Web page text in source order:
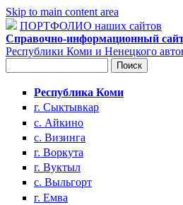
Skip to main content area
ПОРТФОЛИО наших сайтов
Справочно-информационный
Республики Коми и Ненецкого
Республика Коми
г. Сыктывкар
с. Айкино
с. Визинга
г. Воркута
г. Вуктыл
с. Выльгорт
г. Емва